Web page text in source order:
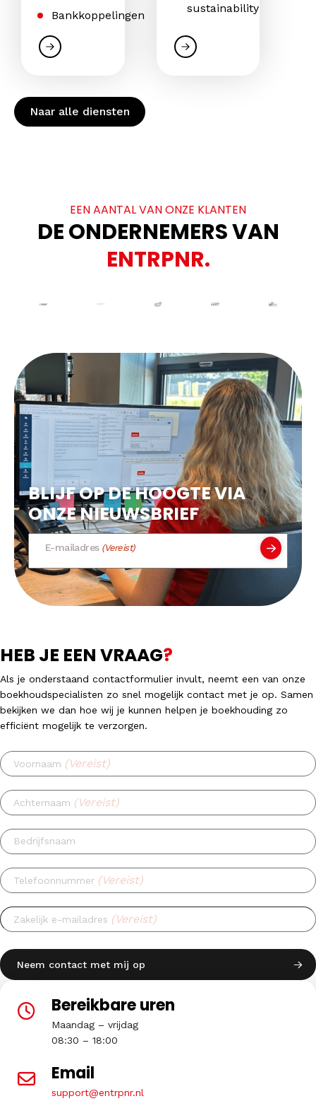
Bankkoppelingen
sustainability
Naar alle diensten
DE ONDERNEMERS VAN
ENTRPNR.
EEN AANTAL VAN ONZE KLANTEN
Klant genaamd Noizezz
Klant genaamdKlant genaamd
Klant
BLIJF OP DE HOOGTE VIA
ONZE NIEUWSBRIEF
E-mailadres (Vereist)
HEB JE EEN VRAAG?
Als je onderstaand contactformulier invult, neemt een van onze
boekhoudspecialisten zo snel mogelijk contact met je op. Samen
bekijken we dan hoe wij je kunnen helpen je boekhouding zo
efficiënt mogelijk te verzorgen.
Voornaam (Vereist)
Achternaam (Vereist)
Bedrijfsnaam
Telefoonnummer (Vereist)
Zakelijk e-mailadres (Vereist)
Bereikbare uren
Maandag – vrijdag
08:30 – 18:00
Email
support@entrpnr.nl